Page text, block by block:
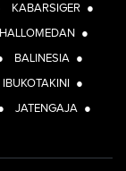
KABARSIGER ●
HALLOMEDAN ●
BALINESIA ●
IBUKOTAKINI ●
JATENGAJA ●